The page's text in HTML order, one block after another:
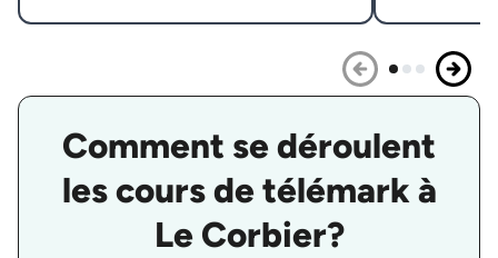
Comment se déroulent
les cours de télémark à
Le Corbier?